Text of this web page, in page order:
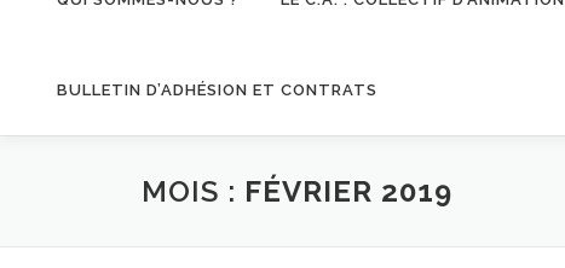
BULLETIN D’ADHÉSION ET CONTRATS
MOIS : FÉVRIER 2019